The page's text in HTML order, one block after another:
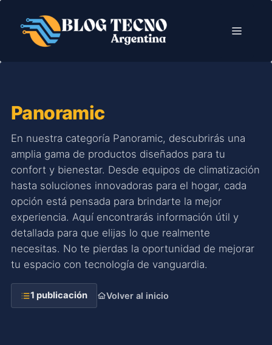
contenido
Menú
Panoramic
En nuestra categoría Panoramic, descubrirás una
amplia gama de productos diseñados para tu
confort y bienestar. Desde equipos de climatización
hasta soluciones innovadoras para el hogar, cada
opción está pensada para brindarte la mejor
experiencia. Aquí encontrarás información útil y
detallada para que elijas lo que realmente
necesitas. No te pierdas la oportunidad de mejorar
tu espacio con tecnología de vanguardia.
1 publicación Volver al inicio